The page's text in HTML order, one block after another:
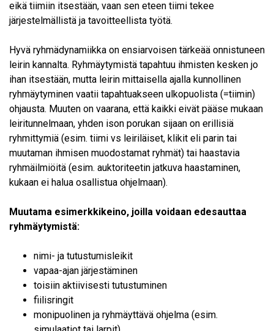
eikä tiimiin itsestään, vaan sen eteen tiimi tekee
järjestelmällistä ja tavoitteellista työtä.
Hyvä ryhmädynamiikka on ensiarvoisen tärkeää onnistuneen
leirin kannalta. Ryhmäytymistä tapahtuu ihmisten kesken jo
ihan itsestään, mutta leirin mittaisella ajalla kunnollinen
ryhmäytyminen vaatii tapahtuakseen ulkopuolista (=tiimin)
ohjausta. Muuten on vaarana, että kaikki eivät pääse mukaan
leiritunnelmaan, yhden ison porukan sijaan on erillisiä
ryhmittymiä (esim. tiimi vs leiriläiset, klikit eli parin tai
muutaman ihmisen muodostamat ryhmät) tai haastavia
ryhmäilmiöitä (esim. auktoriteetin jatkuva haastaminen,
kukaan ei halua osallistua ohjelmaan).
Muutama esimerkkikeino, joilla voidaan edesauttaa
ryhmäytymistä:
nimi- ja tutustumisleikit
vapaa-ajan järjestäminen
toisiin aktiivisesti tutustuminen
fiilisringit
monipuolinen ja ryhmäyttävä ohjelma (esim.